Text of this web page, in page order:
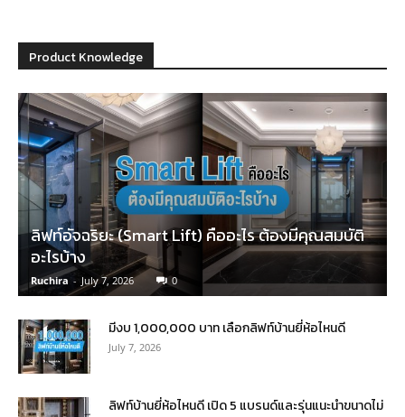
Product Knowledge
ลิฟท์อัจฉริยะ (Smart Lift) คืออะไร ต้องมีคุณสมบัติ
อะไรบ้าง
Ruchira - July 7, 2026 0
มีงบ 1,000,000 บาท เลือกลิฟท์บ้านยี่ห้อไหนดี
July 7, 2026
ลิฟท์บ้านยี่ห้อไหนดี เปิด 5 แบรนด์และรุ่นแนะนำขนาดไม่